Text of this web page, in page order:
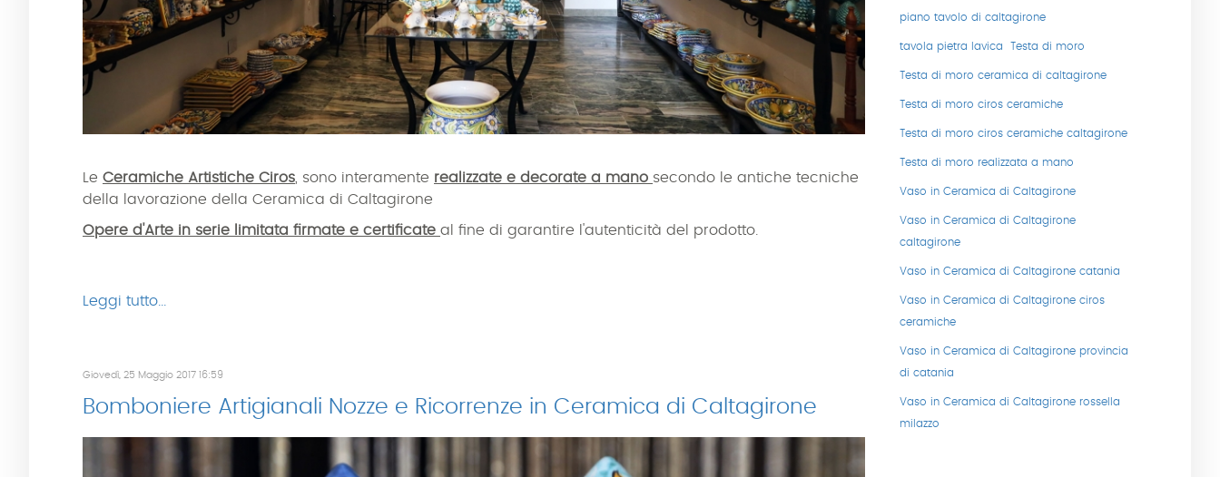
Le Ceramiche Artistiche Ciros, sono interamente realizzate e decorate a mano secondo le antiche tecniche
della lavorazione della Ceramica di Caltagirone
Opere d'Arte in serie limitata firmate e certificate al fine di garantire l'autenticità del prodotto.
Leggi tutto...
Giovedì, 25 Maggio 2017 16:59
Bomboniere Artigianali Nozze e Ricorrenze in Ceramica di Caltagirone
piano tavolo di caltagirone
tavola pietra lavica Testa di moro
Testa di moro ceramica di caltagirone
Testa di moro ciros ceramiche
Testa di moro ciros ceramiche caltagirone
Testa di moro realizzata a mano
Vaso in Ceramica di Caltagirone
Vaso in Ceramica di Caltagirone
caltagirone
Vaso in Ceramica di Caltagirone catania
Vaso in Ceramica di Caltagirone ciros
ceramiche
Vaso in Ceramica di Caltagirone provincia
di catania
Vaso in Ceramica di Caltagirone rossella
milazzo